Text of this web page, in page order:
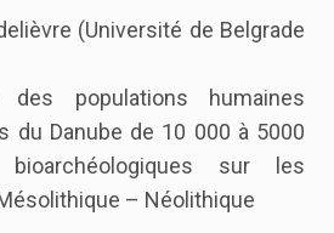
(Université de Belgrade
des populations humaines
du Danube de 10 000 à 5000
bioarchéologiques sur les
– Néolithique